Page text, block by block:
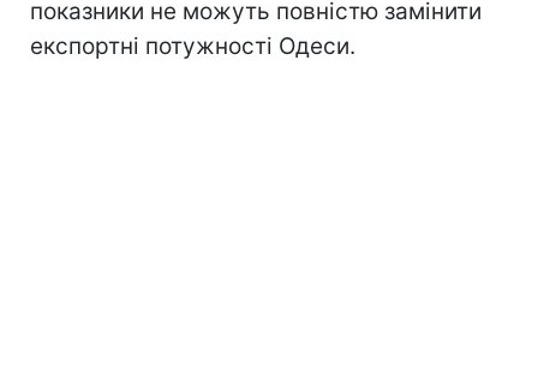
показники не можуть повністю замінити
експортні потужності Одеси.